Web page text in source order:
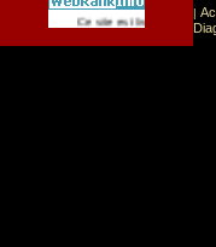
Ce site est list� dans la
|